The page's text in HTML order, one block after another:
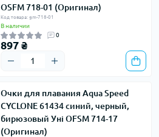
OSFM 718-01 (Оригинал)
Код товара: gm-718-01
В наличии
0
897 ₴
Очки для плавания Aqua Speed ​​
CYCLONE 61434 синий, черный,
бирюзовый Уні OFSM 714-17
(Оригинал)